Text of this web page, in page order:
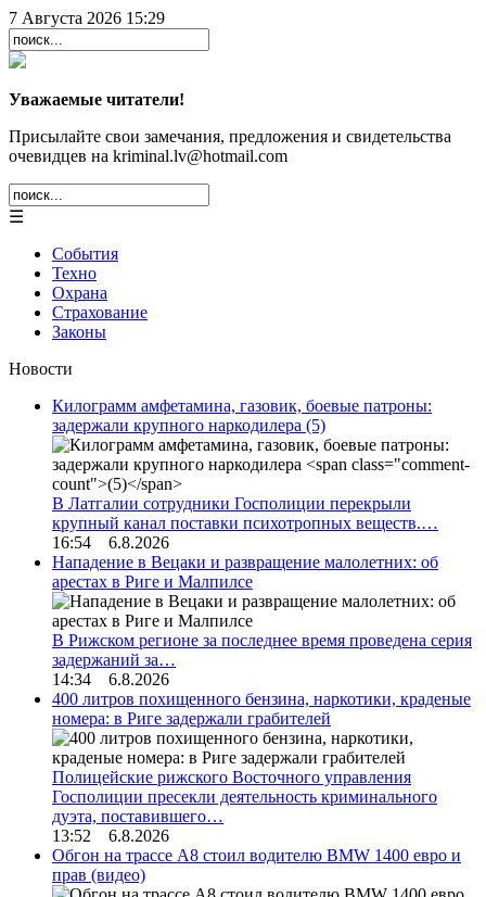
7 Августа 2026 15:29
Уважаемые читатели!
Присылайте свои замечания, предложения и свидетельства
очевидцев на kriminal.lv@hotmail.com
☰
События
Техно
Охрана
Страхование
Законы
Новости
Килограмм амфетамина, газовик, боевые патроны:
задержали крупного наркодилера (5)
В Латгалии сотрудники Госполиции перекрыли
крупный канал поставки психотропных веществ.…
16:54 6.8.2026
Нападение в Вецаки и развращение малолетних: об
арестах в Риге и Малпилсе
В Рижском регионе за последнее время проведена серия
задержаний за…
14:34 6.8.2026
400 литров похищенного бензина, наркотики, краденые
номера: в Риге задержали грабителей
Полицейские рижского Восточного управления
Госполиции пресекли деятельность криминального
дуэта, поставившего…
13:52 6.8.2026
Обгон на трассе А8 стоил водителю BMW 1400 евро и
прав (видео)